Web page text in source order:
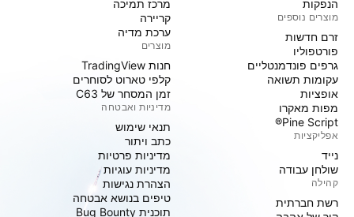
הנפקות
מוצרים נוספים
זרם חדשות
פורטפוליו
גרפים פונדמנטליים
עקומות תשואה
אופציות
מפות מאקרו
Pine Script®
אפליקציות
נייד
שולחן עבודה
קהילה
רשת חברתית
מרכז תמיכה
קריירה
ערכת מדיה
מוצרים
חנות TradingView
קלפי טארוט לסוחרים
זמן המסחר של C63
מדיניות ואבטחה
תנאי שימוש
כתב ויתור
מדיניות פרטיות
מדיניות עוגיות
הצהרת נגישות
טיפים בנושא אבטחה
תוכנית Bug Bounty